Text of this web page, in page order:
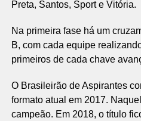
Preta, Santos, Sport e Vitória.
Na primeira fase há um
B, com cada equipe
primeiros de cada chave
O Brasileirão de Aspirantes
formato atual em 2017.
campeão. Em 2018, o título